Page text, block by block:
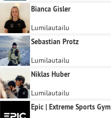
Bianca Gisler
Lumilautailu
Sebastian Protz
Lumilautailu
Niklas Huber
Lumilautailu
Epic | Extreme Sports Gym